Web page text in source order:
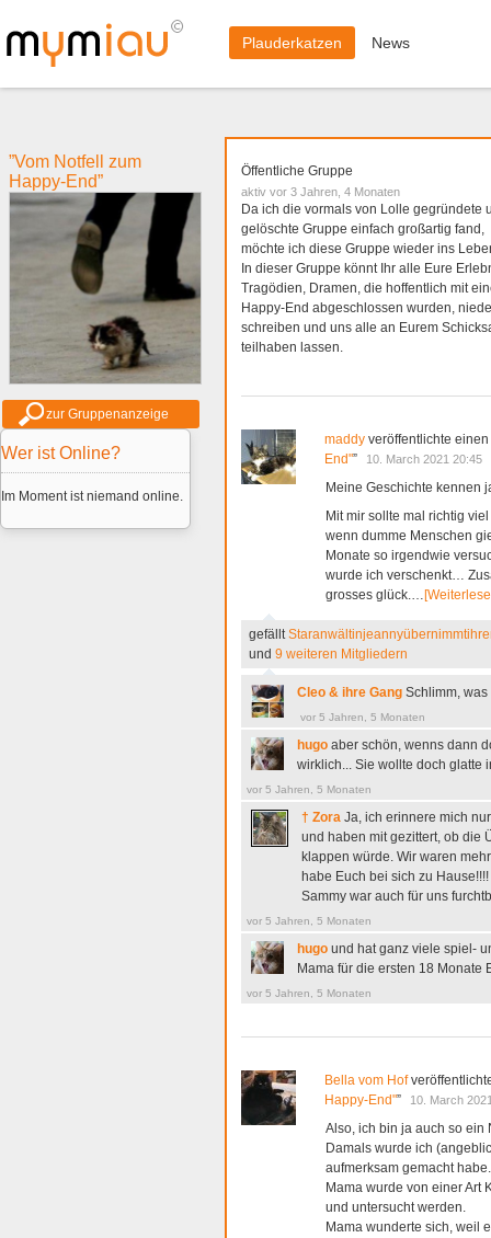
Plauderkatzen News
”Vom Notfell zum
Happy-End”
zur Gruppenanzeige
Wer ist Online?
Im Moment ist niemand online.
Öffentliche Gruppe
aktiv vor 3 Jahren, 4 Monaten
Da ich die vormals von Lolle gegründete
gelöschte Gruppe einfach großartig fand,
möchte ich diese Gruppe wieder ins
In dieser Gruppe könnt Ihr alle Eure
Tragödien, Dramen, die hoffentlich mit
Happy-End abgeschlossen wurden,
schreiben und uns alle an Eurem
teilhaben lassen.
maddy veröffentlichte
End"” 10. March 2021 20:45
Meine Geschichte kennen
Mit mir sollte mal richtig
wenn dumme Menschen
Monate so irgendwie
wurde ich verschenkt…
grosses glück.…
gefällt
und 9 weiteren Mitgliedern
Cleo & ihre Gang Schlimm,
vor 5 Jahren, 5 Monaten
hugo aber schön, wenns dann
wirklich... Sie wollte doch glatte
vor 5 Jahren, 5 Monaten
† Zora Ja, ich erinnere mich
und haben mit gezittert, ob die
klappen würde. Wir waren
habe Euch bei sich zu Hause!!!!
Sammy war auch für uns
vor 5 Jahren, 5 Monaten
hugo und hat ganz viele spiel-
Mama für die ersten 18 Monate
vor 5 Jahren, 5 Monaten
Bella vom Hof
Happy-End"” 10. March
Also, ich bin ja auch so ein
Damals wurde ich
aufmerksam gemacht habe.
Mama wurde von einer Art
und untersucht werden.
Mama wunderte sich, weil